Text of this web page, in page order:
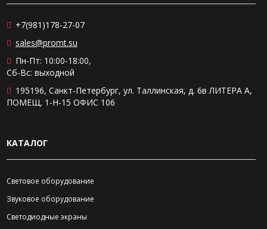
+7(981)178-27-07
sales@promt.su
Пн-Пт: 10:00-18:00,
Сб-Вс: выходной
195196, Санкт-Петербург, ул. Таллинская, д. 6в ЛИТЕРА А,
ПОМЕЩ. 1-Н-15 ОФИС 106
КАТАЛОГ
Световое оборудование
Звуковое оборудование
Светодиодные экраны